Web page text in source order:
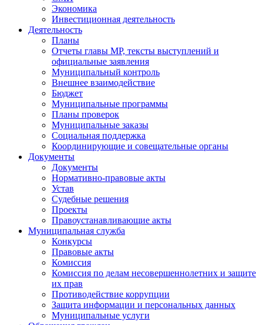
Экономика
Инвестиционная деятельность
Деятельность
Планы
Отчеты главы МР, тексты выступлений и
официальные заявления
Муниципальный контроль
Внешнее взаимодействие
Бюджет
Муниципальные программы
Планы проверок
Муниципальные заказы
Социальная поддержка
Координирующие и совещательные органы
Документы
Документы
Нормативно-правовые акты
Устав
Судебные решения
Проекты
Правоустанавливающие акты
Муниципальная служба
Конкурсы
Правовые акты
Комиссия
Комиссия по делам несовершеннолетних и защите
их прав
Противодействие коррупции
Защита информации и персональных данных
Муниципальные услуги